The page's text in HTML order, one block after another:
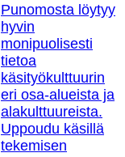
Punomosta löytyy
hyvin
monipuolisesti
tietoa
käsityökulttuurin
eri osa-alueista ja
alakulttuureista.
Uppoudu käsillä
tekemisen